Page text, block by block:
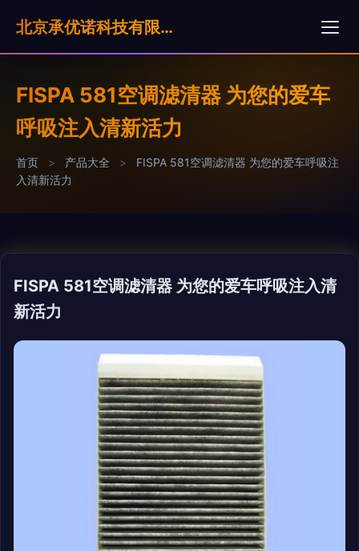
北京承优诺科技有限公司
FISPA 581空调滤清器 为您的爱车
呼吸注入清新活力
首页 > 产品大全 >
FISPA 581空调滤清器 为您的爱车呼吸注
入清新活力
FISPA 581空调滤清器 为您的爱车呼吸注入清
新活力